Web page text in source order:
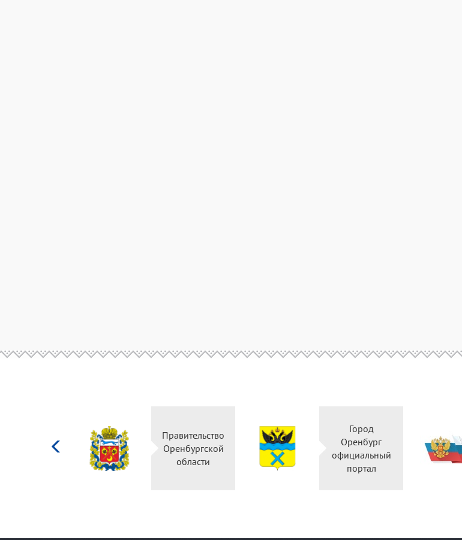
Правительство
Оренбургской
области
Город
Оренбург
официальный
портал